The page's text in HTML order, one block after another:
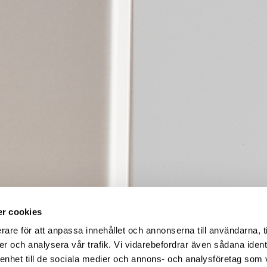
cookies
för att anpassa innehållet och annonserna till användarna,
och analysera vår trafik. Vi vidarebefordrar även sådana
till de sociala medier och annons- och analysföretag som